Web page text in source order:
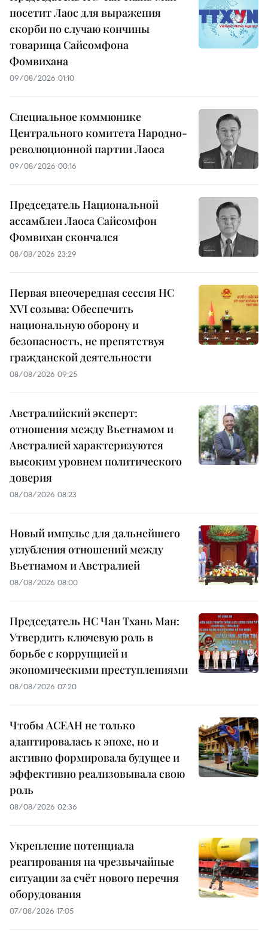
посетит Лаос для выражения
скорби по случаю кончины
товарища Сайсомфона
Фомвихана
09/08/2026 01:10
Специальное коммюнике
Центрального комитета Народно-
революционной партии Лаоса
09/08/2026 00:16
Председатель Национальной
ассамблеи Лаоса Сайсомфон
Фомвихан скончался
08/08/2026 23:29
Первая внеочередная сессия НС
XVI созыва: Обеспечить
национальную оборону и
безопасность, не препятствуя
гражданской деятельности
08/08/2026 09:25
Австралийский эксперт:
отношения между Вьетнамом и
Австралией характеризуются
высоким уровнем политического
доверия
08/08/2026 08:23
Новый импульс для дальнейшего
углубления отношений между
Вьетнамом и Австралией
08/08/2026 08:00
Председатель НС Чан Тхань Ман:
Утвердить ключевую роль в
борьбе с коррупцией и
экономическими преступлениями
08/08/2026 07:20
Чтобы АСЕАН не только
адаптировалась к эпохе, но и
активно формировала будущее и
эффективно реализовывала свою
роль
08/08/2026 02:36
Укрепление потенциала
реагирования на чрезвычайные
ситуации за счёт нового перечня
оборудования
07/08/2026 17:05